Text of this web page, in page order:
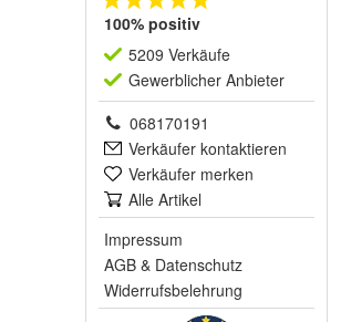
100% positiv
5209 Verkäufe
Gewerblicher Anbieter
068170191
Verkäufer kontaktieren
Verkäufer merken
Alle Artikel
Impressum
AGB & Datenschutz
Widerrufsbelehrung